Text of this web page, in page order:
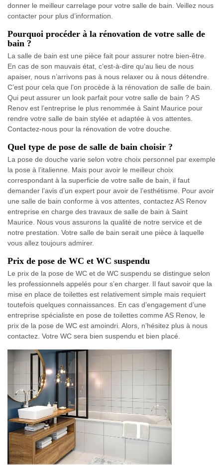
donner le meilleur carrelage pour votre salle de bain. Veillez nous
contacter pour plus d’information.
Pourquoi procéder à la rénovation de votre salle de
bain ?
La salle de bain est une pièce fait pour assurer notre bien-être.
En cas de son mauvais état, c’est-à-dire qu’au lieu de nous
apaiser, nous n’arrivons pas à nous relaxer ou à nous détendre.
C’est pour cela que l’on procède à la rénovation de salle de bain.
Qui peut assurer un look parfait pour votre salle de bain ? AS
Renov est l’entreprise le plus renommée à Saint Maurice pour
rendre votre salle de bain stylée et adaptée à vos attentes.
Contactez-nous pour la rénovation de votre douche.
Quel type de pose de salle de bain choisir ?
La pose de douche varie selon votre choix personnel par exemple
la pose à l’italienne. Mais pour avoir le meilleur choix
correspondant à la superficie de votre salle de bain, il faut
demander l’avis d’un expert pour avoir de l’esthétisme. Pour avoir
une salle de bain conforme à vos attentes, contactez AS Renov
entreprise en charge des travaux de salle de bain à Saint
Maurice. Nous vous assurons la qualité de notre service et de
notre prestation. Votre salle de bain serait une pièce à laquelle
vous allez toujours admirer.
Prix de pose de WC et WC suspendu
Le prix de la pose de WC et de WC suspendu se distingue selon
les professionnels appelés pour s’en charger. Il faut savoir que la
mise en place de toilettes est relativement simple mais requiert
toutefois quelques connaissances. En cas d’engagement d’une
entreprise spécialiste en pose de toilettes comme AS Renov, le
prix de la pose de WC est amoindri. Alors, n’hésitez plus à nous
contactez. Votre WC sera bien suspendu et bien placé.